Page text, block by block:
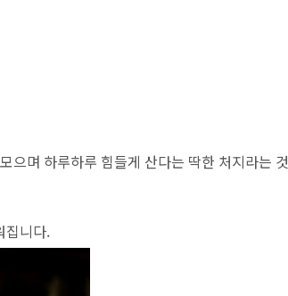
으며 하루하루 힘들게 산다는 딱한 처지라는 것
집니다.